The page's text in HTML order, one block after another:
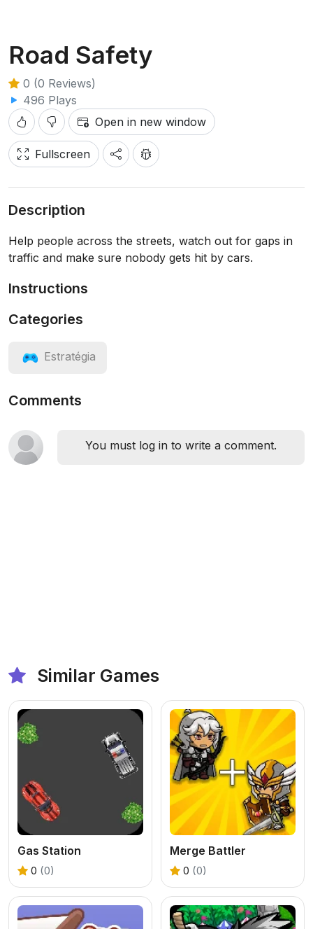
Road Safety
0 (0 Reviews)
496 Plays
Open in new window
Fullscreen
Description
Help people across the streets, watch out for gaps in
traffic and make sure nobody gets hit by cars.
Instructions
Categories
Estratégia
Comments
You must log in to write a comment.
Similar Games
Gas Station
0 (0)
Merge Battler
0 (0)